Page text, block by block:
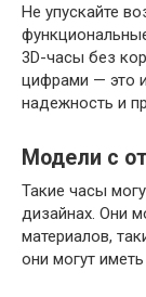
Не упускайте
3D-часы без
цифрами — это
надежность и
Модели с
Такие часы
дизайнах. Они
материалов,
они могут